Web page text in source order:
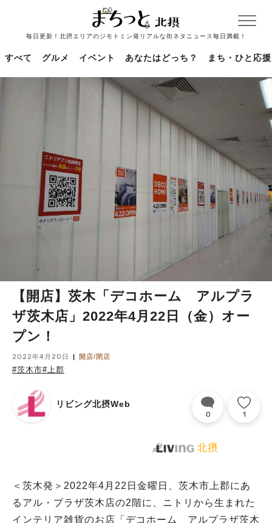
毎日更新！北摂エリアのジモトミン発リアルな街ネタニュース毎日満載！
すべて グルメ イベント あなたはどっち？ まち・ひと応援
【開店】茨木「デコホーム アルプラ
ザ茨木店」2022年4月22日（金）オー
プン！
2022年4月20日 開店/閉店
#茨木市#上郡
リビング北摂Web
0 1
＜茨木発＞2022年4月22日金曜日、茨木市上郡にあ
るアル・プラザ茨木店の2階に、ニトリから生まれた
インテリア雑貨のお店「デコホーム アルプラザ茨木